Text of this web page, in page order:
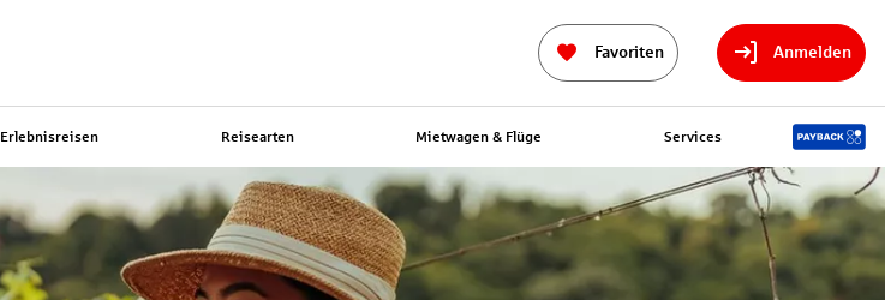
Favoriten Anmelden
Erlebnisreisen Reisearten Mietwagen & Flüge Services